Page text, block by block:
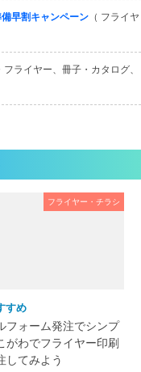
早割キャンペーン （ フライヤ
フライヤー、冊子・カタログ、
フライヤー・チラシ
すめ
フォーム発注でシンプ
がわでフライヤー印刷
してみよう